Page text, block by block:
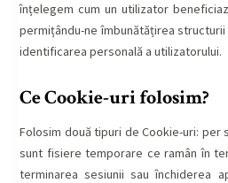
înțelegem cum un utilizator
permițându-ne îmbunătățirea
identificarea personală a utilizatorului.
Ce Cookie-uri folosim?
Folosim două tipuri de Cookie-uri: per
sunt fisiere temporare ce ramân în
terminarea sesiunii sau închiderea